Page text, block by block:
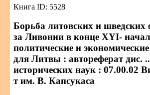
Книга ID: 5528
Борьба литовских и шведских
за Ливонии в конце XYI-
политические и
для Литвы : автореферат дис.
исторических наук : 07.00.02
т им. В. Капсукаса